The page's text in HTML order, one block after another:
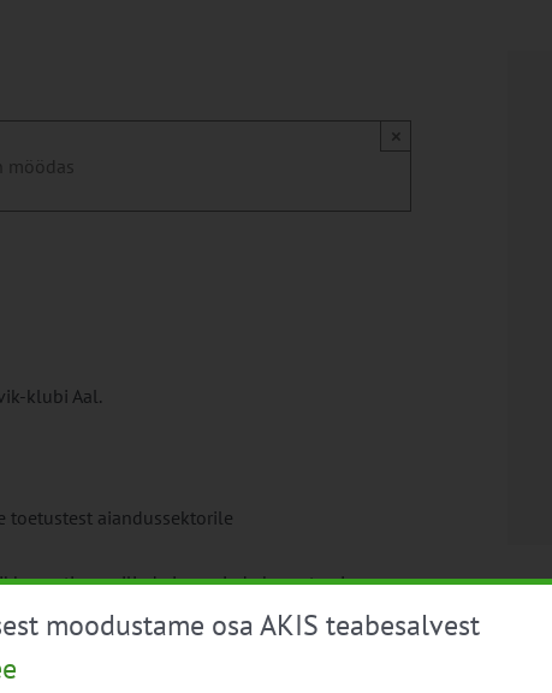
möödas
×
klubi Aal.
aiandussektorile
sorti puuviljade ja marjade kasvatamise
ning vajalikkus
moodustame osa AKIS teabesalvest